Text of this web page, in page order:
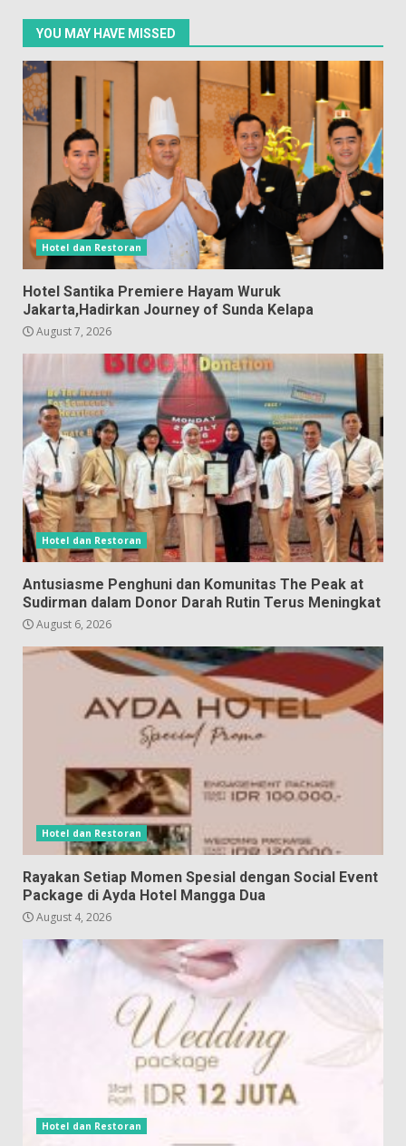
YOU MAY HAVE MISSED
Hotel dan Restoran
Hotel Santika Premiere Hayam Wuruk
Jakarta,Hadirkan Journey of Sunda Kelapa
August 7, 2026
Hotel dan Restoran
Antusiasme Penghuni dan Komunitas The Peak at
Sudirman dalam Donor Darah Rutin Terus Meningkat
August 6, 2026
Hotel dan Restoran
Rayakan Setiap Momen Spesial dengan Social Event
Package di Ayda Hotel Mangga Dua
August 4, 2026
Hotel dan Restoran